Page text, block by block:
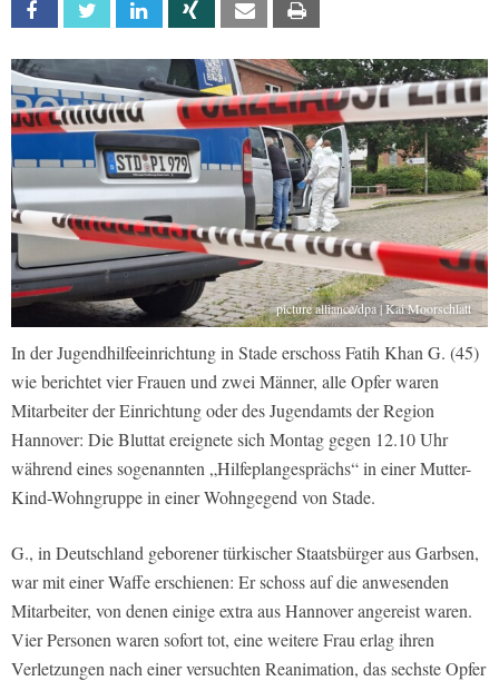
Facebook Twitter Linkedin Xing Email
picture alliance/dpa | Kai Moorschlatt
In der Jugendhilfeeinrichtung in Stade erschoss Fatih Khan G. (45)
wie berichtet vier Frauen und zwei Männer, alle Opfer waren
Mitarbeiter der Einrichtung oder des Jugendamts der Region
Hannover: Die Bluttat ereignete sich Montag gegen 12.10 Uhr
während eines sogenannten „Hilfeplangesprächs“ in einer Mutter-
Kind-Wohngruppe in einer Wohngegend von Stade.
G., in Deutschland geborener türkischer Staatsbürger aus Garbsen,
war mit einer Waffe erschienen: Er schoss auf die anwesenden
Mitarbeiter, von denen einige extra aus Hannover angereist waren.
Vier Personen waren sofort tot, eine weitere Frau erlag ihren
Verletzungen nach einer versuchten Reanimation, das sechste Opfer